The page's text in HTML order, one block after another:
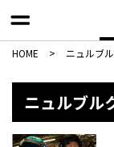
HOME > ニュルブ
ニュルブル